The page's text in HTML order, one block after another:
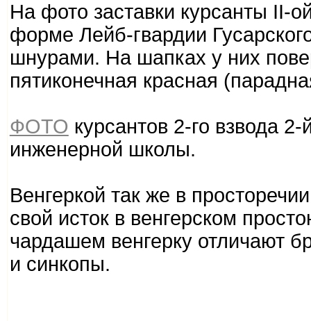
На фото заставки курсанты II-
форме Лейб-гвардии
шнурами. На шапках у них
пятиконечная красная
ФОТО курсантов 2-го взвода
инженерной школы.
Венгеркой так же в
свой исток в венгерском
чардашем венгерку отличают
и синкопы.